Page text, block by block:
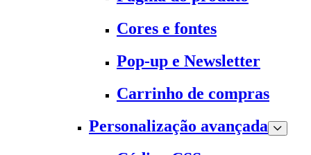
Cores e fontes
Pop-up e Newsletter
Carrinho de compras
Personalização avançada